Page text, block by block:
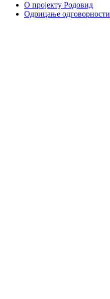
О пројекту Родовид
Одрицање одговорности